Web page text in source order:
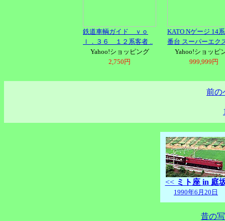
鉄道車輌ガイド ｖｏ
ｌ．３６ １２系客者 ..
Yahoo!ショッピング
2,750円
KATO Nゲージ 14
番台 スーパーエク
Yahoo!ショッピ
999,999円
前の
<< ミト座 in 庭
1990年6月20日
昔の